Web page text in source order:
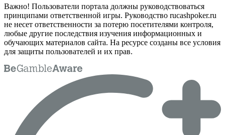
Важно! Пользователи портала должны руководствоваться
принципами ответственной игры. Руководство rucashpoker.ru
не несет ответственности за потерю посетителями контроля,
любые другие последствия изучения информационных и
обучающих материалов сайта. На ресурсе созданы все условия
для защиты пользователей и их прав.